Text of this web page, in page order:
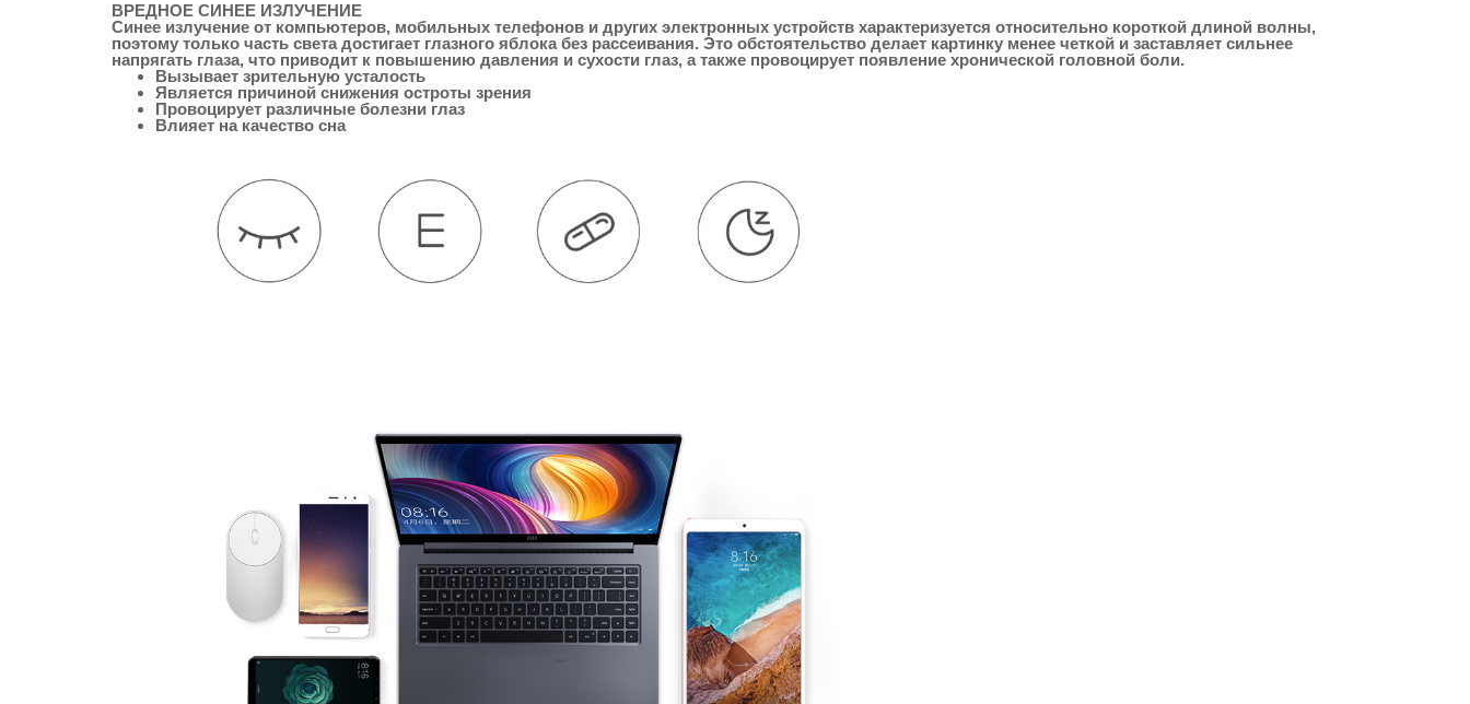
ВРЕДНОЕ СИНЕЕ ИЗЛУЧЕНИЕ
Синее излучение от компьютеров, мобильных телефонов и других электронных устройств характеризуется относительно короткой длиной волны,
поэтому только часть света достигает глазного яблока без рассеивания. Это обстоятельство делает картинку менее четкой и заставляет сильнее
напрягать глаза, что приводит к повышению давления и сухости глаз, а также провоцирует появление хронической головной боли.
Вызывает зрительную усталость
Является причиной снижения остроты зрения
Провоцирует различные болезни глаз
Влияет на качество сна